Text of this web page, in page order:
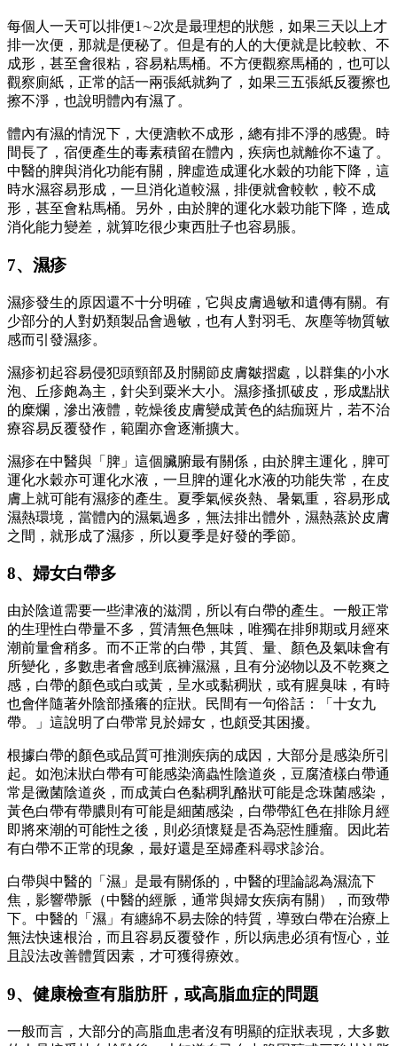
每個人一天可以排便1∼2次是最理想的狀態，如果三天以上才
排一次便，那就是便秘了。但是有的人的大便就是比較軟、不
成形，甚至會很粘，容易粘馬桶。不方便觀察馬桶的，也可以
觀察廁紙，正常的話一兩張紙就夠了，如果三五張紙反覆擦也
擦不淨，也說明體內有濕了。
體內有濕的情況下，大便溏軟不成形，總有排不淨的感覺。時
間長了，宿便產生的毒素積留在體內，疾病也就離你不遠了。
中醫的脾與消化功能有關，脾虛造成運化水穀的功能下降，這
時水濕容易形成，一旦消化道較濕，排便就會較軟，較不成
形，甚至會粘馬桶。另外，由於脾的運化水穀功能下降，造成
消化能力變差，就算吃很少東西肚子也容易脹。
7、濕疹
濕疹發生的原因還不十分明確，它與皮膚過敏和遺傳有關。有
少部分的人對奶類製品會過敏，也有人對羽毛、灰塵等物質敏
感而引發濕疹。
濕疹初起容易侵犯頭頸部及肘關節皮膚皺摺處，以群集的小水
泡、丘疹皰為主，針尖到粟米大小。濕疹搔抓破皮，形成點狀
的糜爛，滲出液體，乾燥後皮膚變成黃色的結痂斑片，若不治
療容易反覆發作，範圍亦會逐漸擴大。
濕疹在中醫與「脾」這個臟腑最有關係，由於脾主運化，脾可
運化水穀亦可運化水液，一旦脾的運化水液的功能失常，在皮
膚上就可能有濕疹的產生。夏季氣候炎熱、暑氣重，容易形成
濕熱環境，當體內的濕氣過多，無法排出體外，濕熱蒸於皮膚
之間，就形成了濕疹，所以夏季是好發的季節。
8、婦女白帶多
由於陰道需要一些津液的滋潤，所以有白帶的產生。一般正常
的生理性白帶量不多，質清無色無味，唯獨在排卵期或月經來
潮前量會稍多。而不正常的白帶，其質、量、顏色及氣味會有
所變化，多數患者會感到底褲濕濕，且有分泌物以及不乾爽之
感，白帶的顏色或白或黃，呈水或黏稠狀，或有腥臭味，有時
也會伴隨著外陰部搔癢的症狀。民間有一句俗話：「十女九
帶。」這說明了白帶常見於婦女，也頗受其困擾。
根據白帶的顏色或品質可推測疾病的成因，大部分是感染所引
起。如泡沫狀白帶有可能感染滴蟲性陰道炎，豆腐渣樣白帶通
常是黴菌陰道炎，而成黃白色黏稠乳酪狀可能是念珠菌感染，
黃色白帶有帶膿則有可能是細菌感染，白帶帶紅色在排除月經
即將來潮的可能性之後，則必須懷疑是否為惡性腫瘤。因此若
有白帶不正常的現象，最好還是至婦產科尋求診治。
白帶與中醫的「濕」是最有關係的，中醫的理論認為濕流下
焦，影響帶脈（中醫的經脈，通常與婦女疾病有關），而致帶
下。中醫的「濕」有纏綿不易去除的特質，導致白帶在治療上
無法快速根治，而且容易反覆發作，所以病患必須有恆心，並
且設法改善體質因素，才可獲得療效。
9、健康檢查有脂肪肝，或高脂血症的問題
一般而言，大部分的高脂血患者沒有明顯的症狀表現，大多數